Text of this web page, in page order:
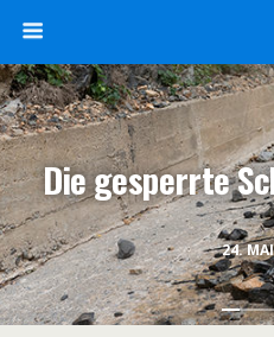
24.
Die gesperrte